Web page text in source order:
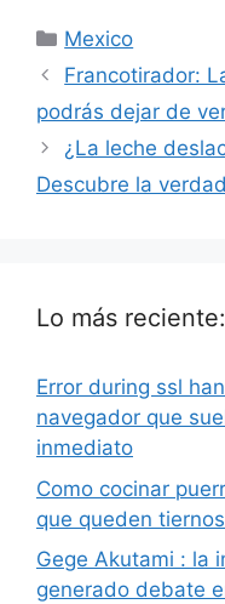
Categorías
Mexico
Francotirador:
podrás dejar de
¿La leche
Descubre la
Lo más reciente:
Error during ssl
navegador que
inmediato
Como cocinar
que queden
Gege Akutami : la
generado debate